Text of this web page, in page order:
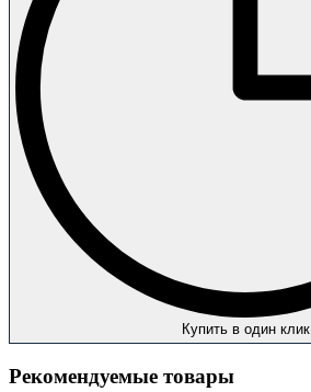
Купить в один клик
Рекомендуемые товары